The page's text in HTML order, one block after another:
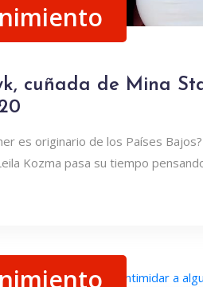
cuñada de Mina
es originario de los Países
Kozma pasa su tiempo